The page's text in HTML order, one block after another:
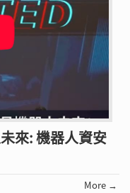
來: 機器人資安
More →